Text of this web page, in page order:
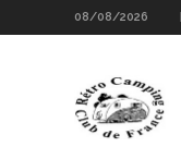
08/08/2026